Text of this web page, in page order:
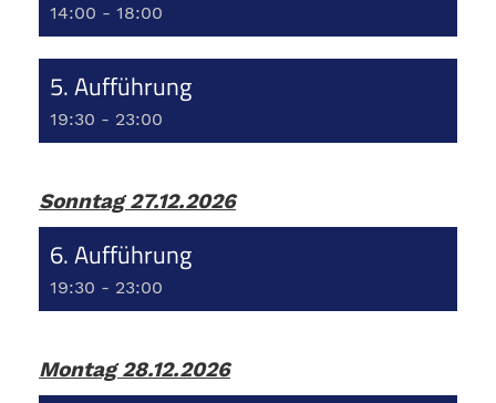
14:00 - 18:00
5. Aufführung
19:30 - 23:00
Sonntag 27.12.2026
6. Aufführung
19:30 - 23:00
Montag 28.12.2026